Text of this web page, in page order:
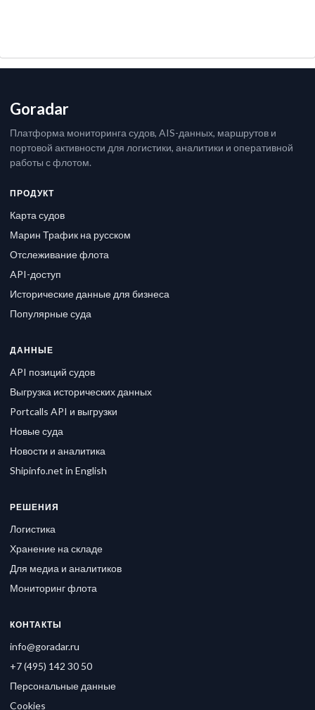
Goradar
Платформа мониторинга судов, AIS-данных, маршрутов и
портовой активности для логистики, аналитики и оперативной
работы с флотом.
ПРОДУКТ
Карта судов
Марин Трафик на русском
Отслеживание флота
API-доступ
Исторические данные для бизнеса
Популярные суда
ДАННЫЕ
API позиций судов
Выгрузка исторических данных
Portcalls API и выгрузки
Новые суда
Новости и аналитика
Shipinfo.net in English
РЕШЕНИЯ
Логистика
Хранение на складе
Для медиа и аналитиков
Мониторинг флота
КОНТАКТЫ
info@goradar.ru
+7 (495) 142 30 50
Персональные данные
Cookies